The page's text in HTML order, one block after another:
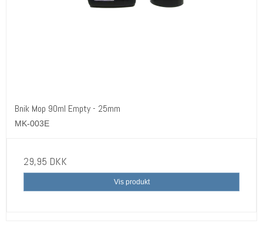
Bnik Mop 90ml Empty - 25mm
MK-003E
29,95 DKK
Vis produkt